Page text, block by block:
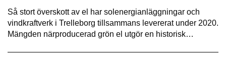
Så stort överskott av el har solenergianläggningar och
vindkraftverk i Trelleborg tillsammans levererat under 2020.
Mängden närproducerad grön el utgör en historisk…